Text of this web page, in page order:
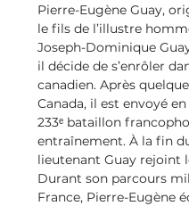
Pierre-Eugène Guay,
le fils de l’illustre
Joseph-Dominique
il décide de s’enrôler
canadien. Après
Canada, il est envoyé
233ᵉ bataillon
entraînement. À la fin
lieutenant Guay rejoint
Durant son parcours
France, Pierre-Eugène